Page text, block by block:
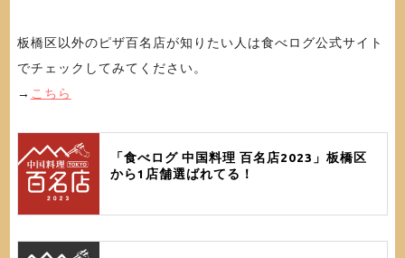
板橋区以外のピザ百名店が知りたい人は食べログ公式サイト
でチェックしてみてください。
→ こちら
「食べログ 中国料理 百名店2023」板橋区
から1店舗選ばれてる！